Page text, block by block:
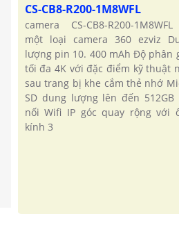
CS-CB8-R200-1M8WFL
camera CS-CB8-R200-
một loại camera 360 ezviz
lượng pin 10. 400 mAh Độ phân
tối đa 4K với đặc điểm kỹ thuật
sau trang bị khe cắm thẻ nhớ
SD dung lượng lên đến 512GB
nối Wifi IP góc quay rộng với
kính 3